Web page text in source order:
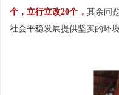
个，立行立改20个， 其余问
社会平稳发展提供坚实的环